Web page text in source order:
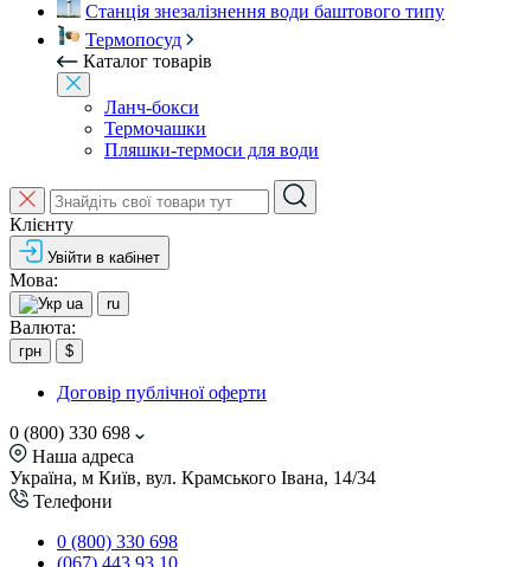
Станція знезалізнення води баштового типу
Термопосуд
Каталог товарів
Ланч-бокси
Термочашки
Пляшки-термоси для води
Клієнту
Увійти в кабінет
Мова:
ua ru
Валюта:
грн $
Договір публічної оферти
0 (800) 330 698
Наша адреса
Україна, м Київ, вул. Крамського Івана, 14/34
Телефони
0 (800) 330 698
(067) 443 93 10